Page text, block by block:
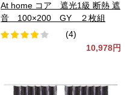
At home コア 遮光1級 断熱 遮
音 100×200 GY ２枚組
(4)
10,978円